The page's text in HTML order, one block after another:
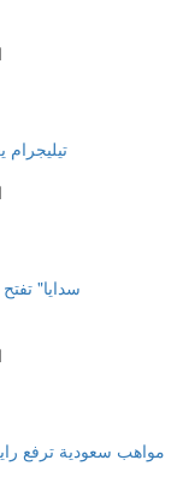
تيليجرام